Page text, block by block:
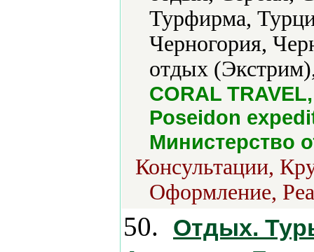
Турфирма,
Черногория,
отдых
CORAL
Poseidon
Министерство
Консультации,
Оформление,
50.
Отдых.